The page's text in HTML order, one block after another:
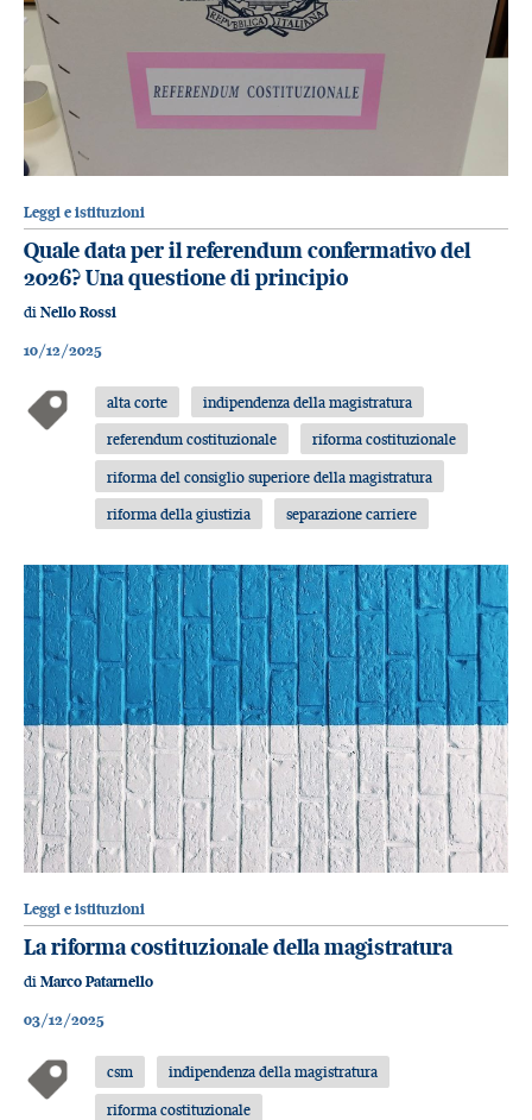
Leggi e istituzioni
Quale data per il referendum confermativo del
2026? Una questione di principio
di Nello Rossi
10/12/2025
alta corte
indipendenza della magistratura
referendum costituzionale
riforma costituzionale
riforma del consiglio superiore della magistratura
riforma della giustizia
separazione carriere
Leggi e istituzioni
La riforma costituzionale della magistratura
di Marco Patarnello
03/12/2025
csm
indipendenza della magistratura
riforma costituzionale